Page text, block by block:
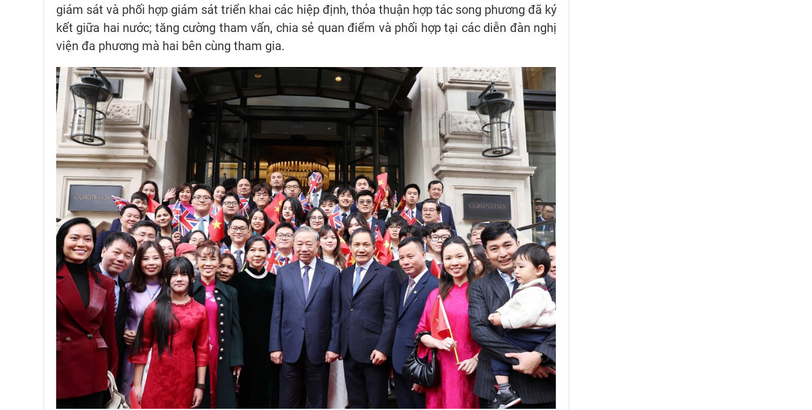
giám sát và phối hợp giám sát triển khai các hiệp định, thỏa thuận hợp tác song phương đã ký
kết giữa hai nước; tăng cường tham vấn, chia sẻ quan điểm và phối hợp tại các diễn đàn nghị
viện đa phương mà hai bên cùng tham gia.